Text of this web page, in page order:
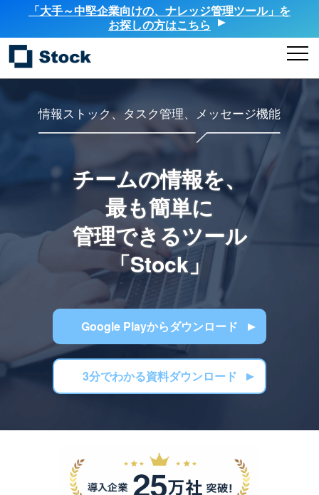
「大手～中堅企業向けの、ナレッジ管理ツール」を
お探しの方はこちら
情報ストック、タスク管理、メッセージ機能
チームの情報を、
最も簡単に
管理できるツール
「Stock」
Google Playからダウンロード
3分でわかる資料ダウンロード